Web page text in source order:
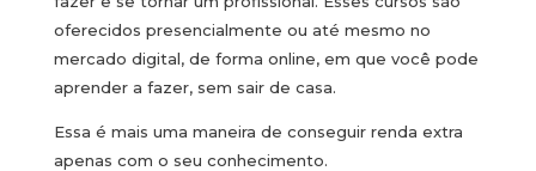
oferecidos presencialmente ou até mesmo no
mercado digital, de forma online, em que você pode
aprender a fazer, sem sair de casa.
Essa é mais uma maneira de conseguir renda extra
apenas com o seu conhecimento.